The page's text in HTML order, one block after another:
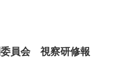
委員会 視察研修報